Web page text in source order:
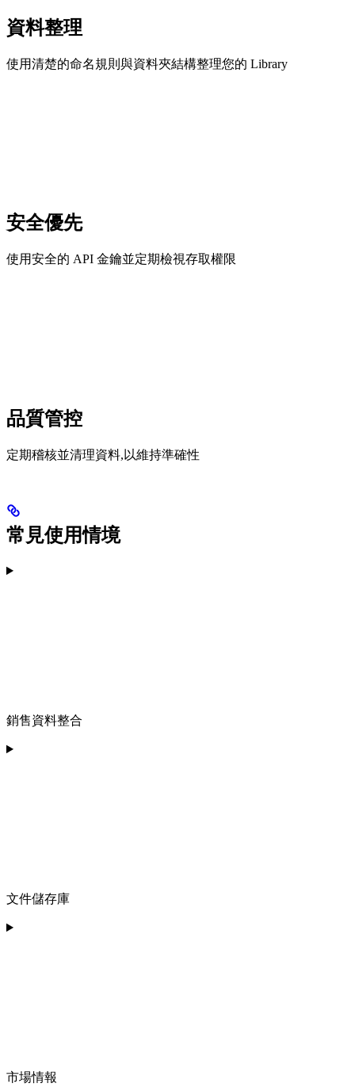
資料整理
使用清楚的命名規則與資料夾結構整理您的 Library
安全優先
使用安全的 API 金鑰並定期檢視存取權限
品質管控
定期稽核並清理資料,以維持準確性
常見使用情境
銷售資料整合
文件儲存庫
市場情報